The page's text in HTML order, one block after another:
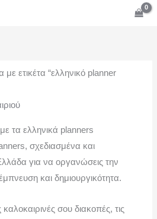
σ
η
τ
ι
μ
ή
με ετικέτα “ελληνικό planner
τα ελληνικά planners
σχεδιασμένα και
για να οργανώσεις την
και δημιουργικότητα.
καλοκαιρινές σου διακοπές, τις